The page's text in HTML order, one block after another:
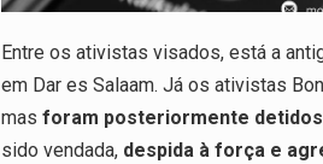
Entre os ativistas visados, está a
em Dar es Salaam. Já os ativistas
mas foram posteriormente
sido vendada, despida à força e